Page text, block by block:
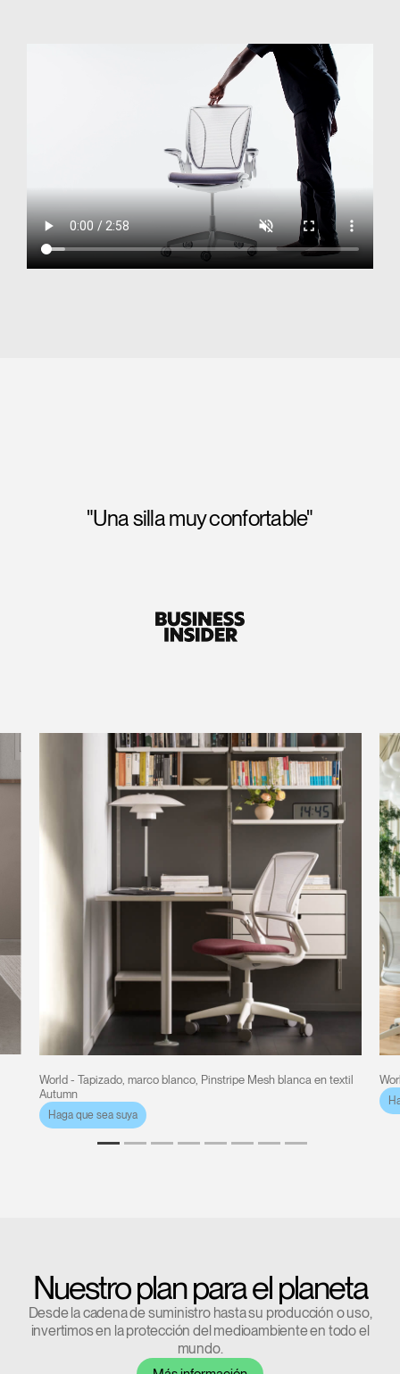
Crear una cuenta
Close
comprobar que su ’respaldo tripanel’
World - Tapizado, marco blanco, Pinstripe Mesh blanca en textil
Autumn
Haga que sea suya
Nuestro plan para el planeta
Desde la cadena de suministro hasta su producción o uso,
invertimos en la protección del medioambiente en todo el
mundo.